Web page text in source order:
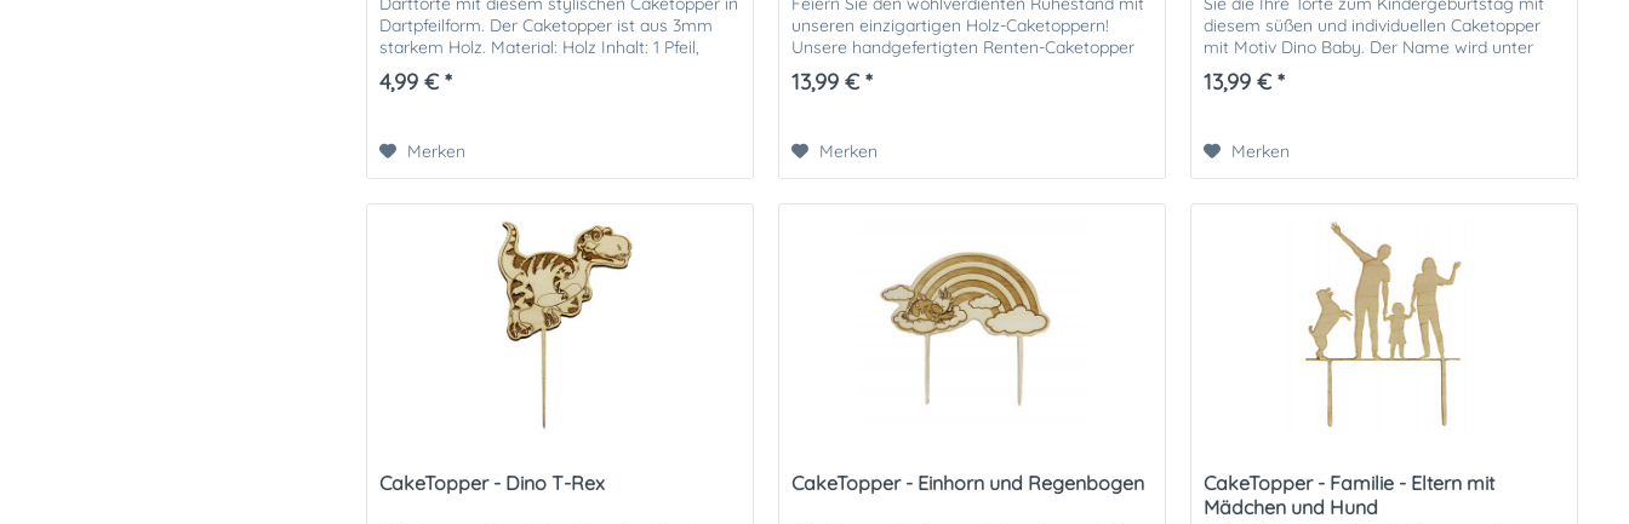
Dartpfeilform. Der Caketopper ist aus 3mm
starkem Holz. Material: Holz Inhalt: 1 Pfeil,
bestehend aus 2...
4,99 € *
Merken
unseren einzigartigen Holz-Caketoppern!
Unsere handgefertigten Renten-Caketopper
aus hochwertigem Holz verleihen...
13,99 € *
Merken
diesem süßen und individuellen Caketopper
mit Motiv Dino Baby. Der Name wird unter
dem Dino platziert, der...
13,99 € *
Merken
CakeTopper - Dino T-Rex CakeTopper - Einhorn und Regenbogen
CakeTopper - Familie - Eltern mit
Mädchen und Hund